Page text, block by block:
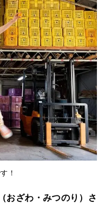
！
ざわ・みつのり）さ